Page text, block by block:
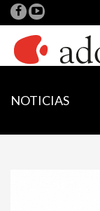
NOTICIAS